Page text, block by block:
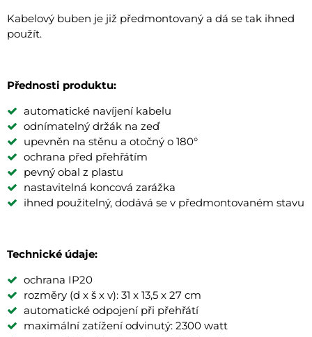
Kabelový buben je již předmontovaný a dá se tak ihned
použít.
Přednosti produktu:
automatické navíjení kabelu
odnímatelný držák na zeď
upevněn na stěnu a otočný o 180°
ochrana před přehřátím
pevný obal z plastu
nastavitelná koncová zarážka
ihned použitelný, dodává se v předmontovaném stavu
Technické údaje:
ochrana IP20
rozměry (d x š x v): 31 x 13,5 x 27 cm
automatické odpojení při přehřátí
maximální zatížení odvinutý: 2300 watt